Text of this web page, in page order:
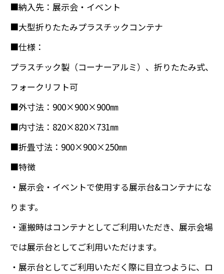
■納入先：展示会・イベント
■大型折りたたみプラスチックコンテナ
■仕様：
プラスチック製（コーナーアルミ）、折りたたみ式、
フォークリフト可
■外寸法：900×900×900㎜
■内寸法：820×820×731㎜
■折畳寸法：900×900×250㎜
■特徴
・展示会・イベントで使用する展示台&コンテナにな
ります。
・運搬時はコンテナとしてご利用いただき、展示会場
では展示台としてご利用いただけます。
・展示台としてご利用いただく際に目立つように、ロ